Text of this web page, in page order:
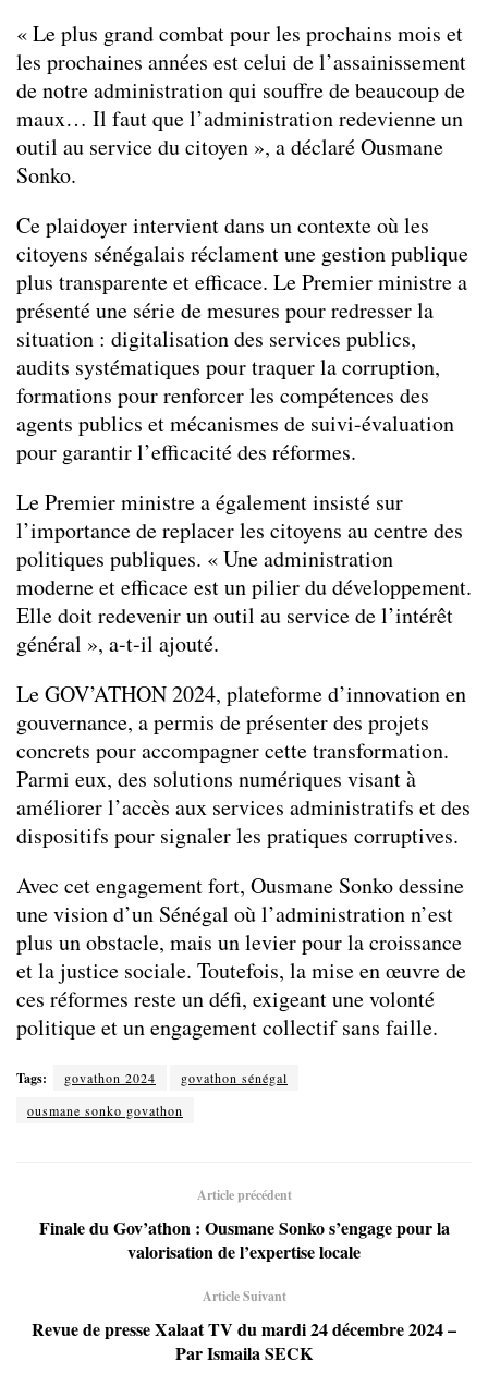
« Le plus grand combat pour les prochains mois et
les prochaines années est celui de l’assainissement
de notre administration qui souffre de beaucoup de
maux… Il faut que l’administration redevienne un
outil au service du citoyen », a déclaré Ousmane
Sonko.
Ce plaidoyer intervient dans un contexte où les
citoyens sénégalais réclament une gestion publique
plus transparente et efficace. Le Premier ministre a
présenté une série de mesures pour redresser la
situation : digitalisation des services publics,
audits systématiques pour traquer la corruption,
formations pour renforcer les compétences des
agents publics et mécanismes de suivi-évaluation
pour garantir l’efficacité des réformes.
Le Premier ministre a également insisté sur
l’importance de replacer les citoyens au centre des
politiques publiques. « Une administration
moderne et efficace est un pilier du développement.
Elle doit redevenir un outil au service de l’intérêt
général », a-t-il ajouté.
Le GOV’ATHON 2024, plateforme d’innovation en
gouvernance, a permis de présenter des projets
concrets pour accompagner cette transformation.
Parmi eux, des solutions numériques visant à
améliorer l’accès aux services administratifs et des
dispositifs pour signaler les pratiques corruptives.
Avec cet engagement fort, Ousmane Sonko dessine
une vision d’un Sénégal où l’administration n’est
plus un obstacle, mais un levier pour la croissance
et la justice sociale. Toutefois, la mise en œuvre de
ces réformes reste un défi, exigeant une volonté
politique et un engagement collectif sans faille.
Tags: govathon 2024
govathon sénégal
ousmane sonko govathon
Article précédent
Finale du Gov’athon : Ousmane Sonko s’engage pour la
valorisation de l’expertise locale
Article Suivant
Revue de presse Xalaat TV du mardi 24 décembre 2024 –
Par Ismaila SECK